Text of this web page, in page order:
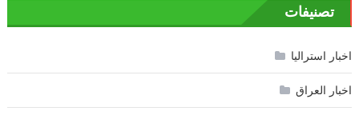
تصنيفات
اخبار استراليا
اخبار العراق